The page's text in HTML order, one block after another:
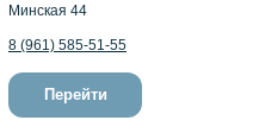
Перейти
Минская 44
8 (961) 585-51-55